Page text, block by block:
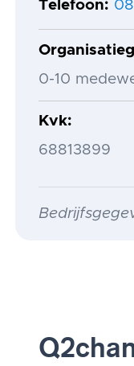
Telefoon
0-10
Kvk
68813899